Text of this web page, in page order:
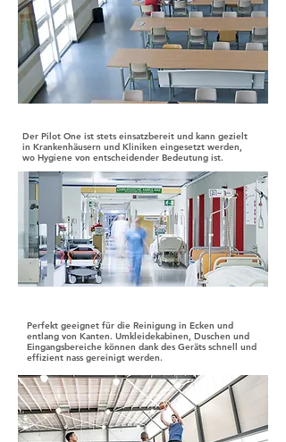
Der Pilot One ist stets einsatzbereit und kann gezielt
in Krankenhäusern und Kliniken eingesetzt werden,
wo Hygiene von entscheidender Bedeutung ist.
Perfekt geeignet für die Reinigung in Ecken und
entlang von Kanten. Umkleidekabinen, Duschen und
Eingangsbereiche können dank des Geräts schnell und
effizient nass gereinigt werden.